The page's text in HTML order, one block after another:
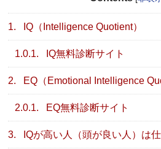
1. IQ（Intelligence Quotient）
1.0.1. IQ無料診断サイト
2. EQ（Emotional Intelligence
2.0.1. EQ無料診断サイト
3. IQが高い人（頭が良い人）は